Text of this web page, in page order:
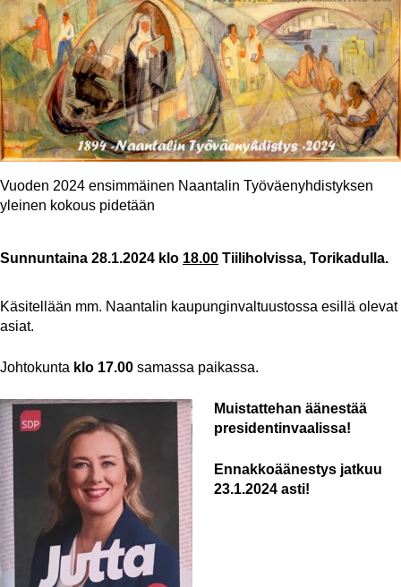
Vuoden 2024 ensimmäinen Naantalin Työväenyhdistyksen
yleinen kokous pidetään
Sunnuntaina 28.1.2024 klo 18.00 Tiiliholvissa, Torikadulla.
Käsitellään mm. Naantalin kaupunginvaltuustossa esillä olevat
asiat.
Johtokunta klo 17.00 samassa paikassa.
Muistattehan äänestää
presidentinvaalissa!
Ennakkoäänestys jatkuu
23.1.2024 asti!